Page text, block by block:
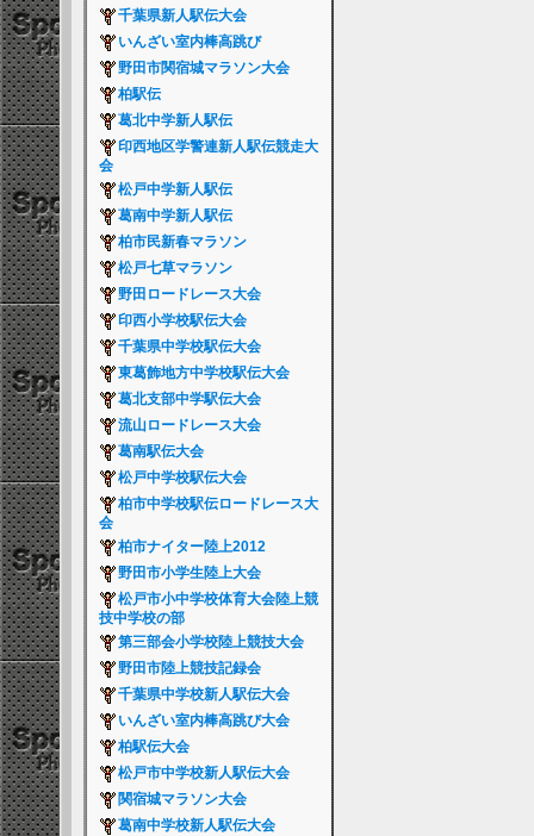
千葉県新人駅伝大会
いんざい室内棒高跳び
野田市関宿城マラソン大会
柏駅伝
葛北中学新人駅伝
印西地区学警連新人駅伝競走大
会
松戸中学新人駅伝
葛南中学新人駅伝
柏市民新春マラソン
松戸七草マラソン
野田ロードレース大会
印西小学校駅伝大会
千葉県中学校駅伝大会
東葛飾地方中学校駅伝大会
葛北支部中学駅伝大会
流山ロードレース大会
葛南駅伝大会
松戸中学校駅伝大会
柏市中学校駅伝ロードレース大
会
柏市ナイター陸上2012
野田市小学生陸上大会
松戸市小中学校体育大会陸上競
技中学校の部
第三部会小学校陸上競技大会
野田市陸上競技記録会
千葉県中学校新人駅伝大会
いんざい室内棒高跳び大会
柏駅伝大会
松戸市中学校新人駅伝大会
関宿城マラソン大会
葛南中学校新人駅伝大会